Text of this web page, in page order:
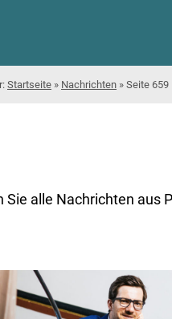
Startseite » Nachrichten » Seite 659
Sie alle Nachrichten aus